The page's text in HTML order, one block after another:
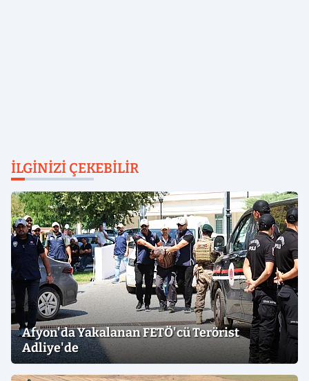
İLGINIZI ÇEKEBILIR
Afyon'da Yakalanan FETÖ'cü Terörist
Adliye'de